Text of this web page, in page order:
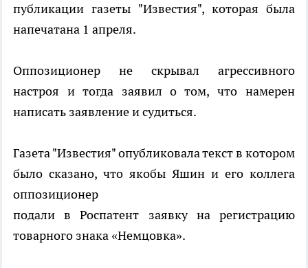
публикации газеты "Известия", которая была
напечатана 1 апреля.
Оппозиционер не скрывал агрессивного
настроя и тогда заявил о том, что намерен
написать заявление и судиться.
Газета "Известия" опубликовала текст в котором
было сказано, что якобы Яшин и его коллега
оппозиционер
подали в Роспатент заявку на регистрацию
товарного знака «Немцовка».